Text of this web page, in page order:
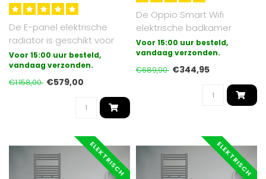
De E-panel elektrische
radiator is geschikt voor
vrijwel alle ruimtes, zoals
bad..
Voor 15:00 uur besteld,
vandaag verzonden.
€1.158,00 €579,00
De Oppio Smart Wifi
elektrische badkamer
radiator met draadloze
bediening (wifi ..
Voor 15:00 uur besteld,
vandaag verzonden.
€689,90 €344,95
ELEKTRISCH ELEKTRISCH